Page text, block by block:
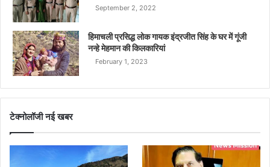
September 2, 2022
हिमाचली प्रसिद्ध लोक गायक इंद्रजीत सिंह के घर में गूंजी
नन्हे मेहमान की किलकारियां
February 1, 2023
टेक्नोलॉजी नई खबर